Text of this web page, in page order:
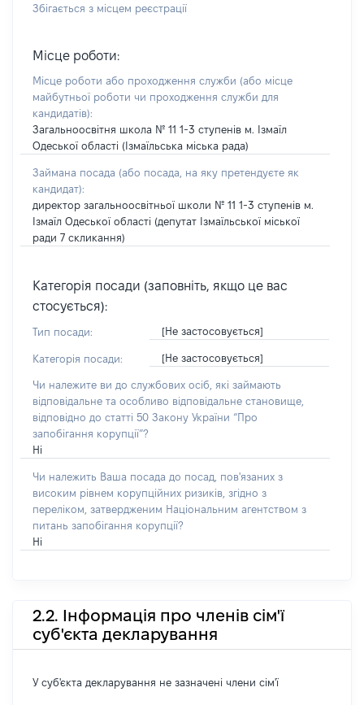
Збігається з місцем реєстрації
Місце роботи:
Місце роботи або проходження служби (або місце
майбутньої роботи чи проходження служби для
кандидатів):
Загальноосвітня школа № 11 1-3 ступенів м. Ізмаїл
Одеської області (Ізмаїльська міська рада)
Займана посада (або посада, на яку претендуєте як
кандидат):
директор загальноосвітньої школи № 11 1-3 ступенів м.
Ізмаїл Одеської області (депутат Ізмаїльської міської
ради 7 скликання)
Категорія посади (заповніть, якщо це вас
стосується):
Тип посади: [Не застосовується]
Категорія посади: [Не застосовується]
Чи належите ви до службових осіб, які займають
відповідальне та особливо відповідальне становище,
відповідно до статті 50 Закону України “Про
запобігання корупції”?
Ні
Чи належить Ваша посада до посад, пов'язаних з
високим рівнем корупційних ризиків, згідно з
переліком, затвердженим Національним агентством з
питань запобігання корупції?
Ні
2.2. Інформація про членів сім'ї
суб'єкта декларування
У суб'єкта декларування не зазначені члени сім'ї